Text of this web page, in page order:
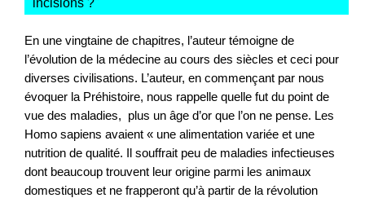
En une vingtaine de chapitres, l’auteur témoigne de
l’évolution de la médecine au cours des siècles et ceci pour
diverses civilisations. L’auteur, en commençant par nous
évoquer la Préhistoire, nous rappelle quelle fut du point de
vue des maladies, plus un âge d’or que l’on ne pense. Les
Homo sapiens avaient « une alimentation variée et une
nutrition de qualité. Il souffrait peu de maladies infectieuses
dont beaucoup trouvent leur origine parmi les animaux
domes­tiques et ne frapperont qu’à partir de la révolution